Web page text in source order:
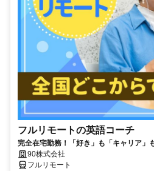
フルリモートの英語コーチ
完全在宅勤務！「好き」も「キャリア」
90株式会社
フルリモート